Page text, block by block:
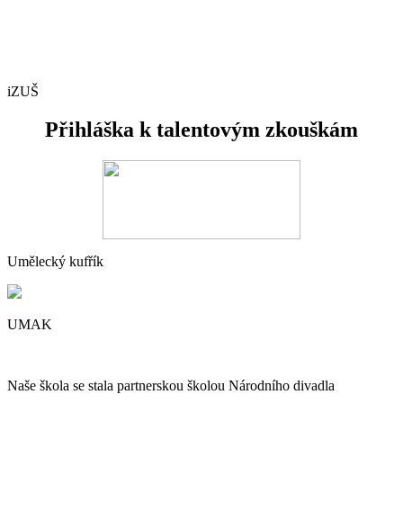
iZUŠ
Přihláška k talentovým zkouškám
Umělecký kufřík
UMAK
Naše škola se stala partnerskou školou Národního divadla